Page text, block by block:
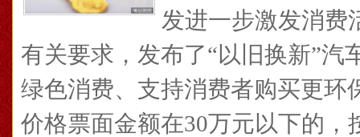
发进一步激发消费
有关要求，发布了“以旧换新”
绿色消费、支持消费者购买更环
价格票面金额在30万元以下的，